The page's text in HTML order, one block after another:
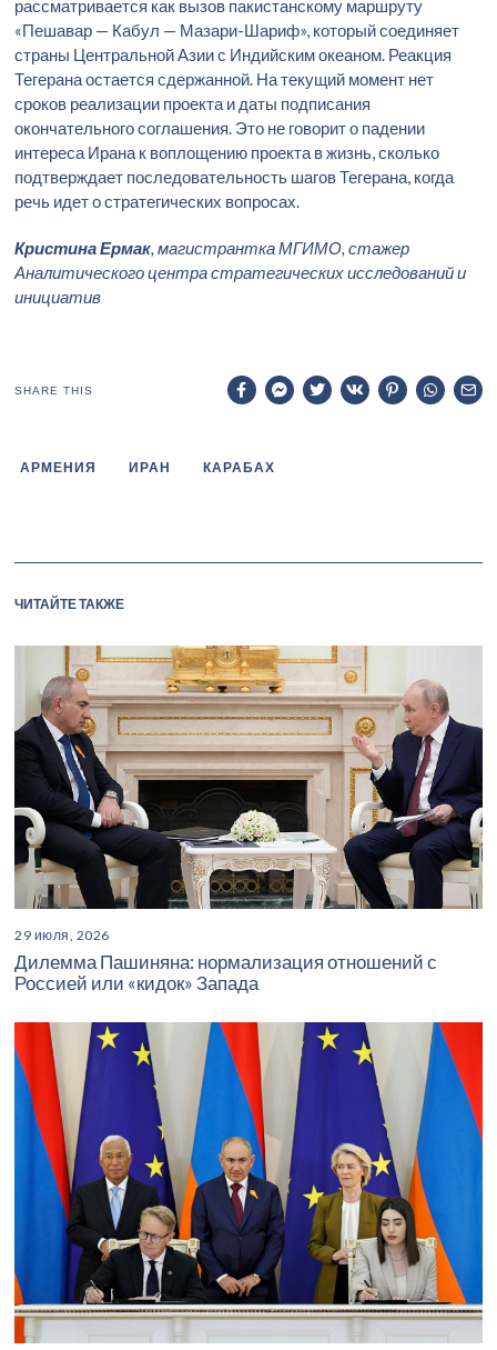
рассматривается как вызов пакистанскому маршруту
«Пешавар — Кабул — Мазари-Шариф», который соединяет
страны Центральной Азии с Индийским океаном. Реакция
Тегерана остается сдержанной. На текущий момент нет
сроков реализации проекта и даты подписания
окончательного соглашения. Это не говорит о падении
интереса Ирана к воплощению проекта в жизнь, сколько
подтверждает последовательность шагов Тегерана, когда
речь идет о стратегических вопросах.
Кристина Ермак, магистрантка МГИМО, стажер
Аналитического центра стратегических исследований и
инициатив
SHARE THIS
АРМЕНИЯ ИРАН КАРАБАХ
ЧИТАЙТЕ ТАКЖЕ
29 июля, 2026
Дилемма Пашиняна: нормализация отношений с
Россией или «кидок» Запада